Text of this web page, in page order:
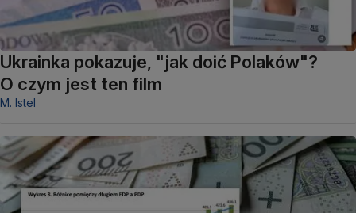
Ukrainka pokazuje, "jak doić Polaków"?
O czym jest ten film
M. Istel